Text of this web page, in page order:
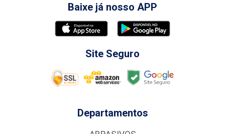
Baixe já nosso APP
Site Seguro
Departamentos